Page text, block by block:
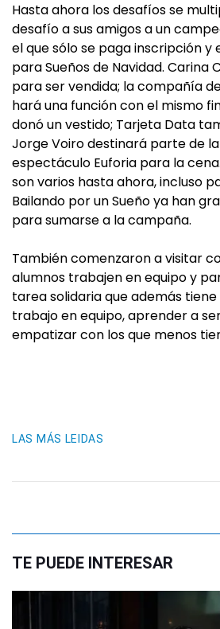
Hasta ahora los desafíos se
desafío a sus amigos a un
el que sólo se paga inscripción y
para Sueños de Navidad. Carina
para ser vendida; la compañía
hará una función con el mismo
donó un vestido; Tarjeta Data
Jorge Voiro destinará parte de
espectáculo Euforia para la
son varios hasta ahora, incluso
Bailando por un Sueño ya han
para sumarse a la campaña.
También comenzaron a visitar
alumnos trabajen en equipo y
tarea solidaria que además
trabajo en equipo, aprender a
empatizar con los que menos
LAS MÁS LEIDAS
TE PUEDE INTERESAR